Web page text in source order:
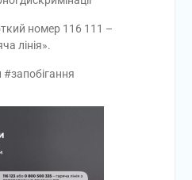
номер 116 111 –
лінія».
#запобігання